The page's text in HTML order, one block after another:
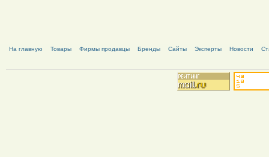
На главную Товары Фирмы продавцы Бренды Сайты Эксперты Новости